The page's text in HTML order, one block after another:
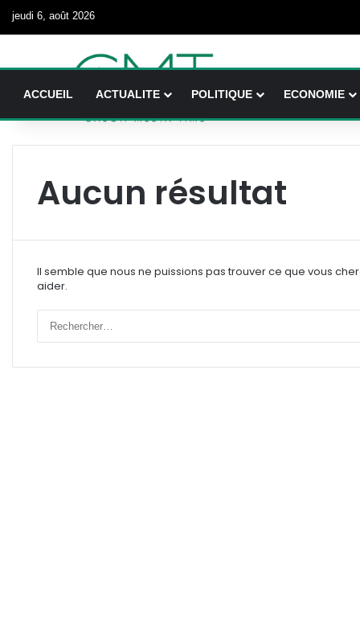
jeudi 6, août 2026
ACCUEIL ACTUALITE POLITIQUE ECONOMIE
Aucun résultat
Il semble que nous ne puissions pas trouver ce que vous
aider.